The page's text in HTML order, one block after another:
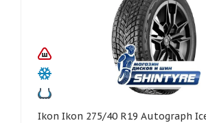
Ikon Ikon 275/40 R19 Autograph Ice 10 105T